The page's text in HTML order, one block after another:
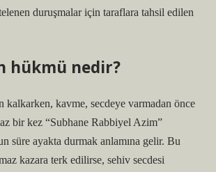
duruşmalar için taraflara tahsil edilen
hükmü nedir?
kalkarken, kavme, secdeye varmadan önce
bir kez “Subhane Rabbiyel Azim”
süre ayakta durmak anlamına gelir. Bu
kazara terk edilirse, sehiv secdesi